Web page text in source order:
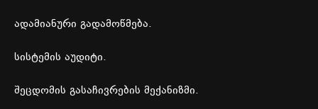
ადამიანური გადამოწმება.
სისტემის აუდიტი.
შეცდომის გასაჩივრების მექანიზმი.